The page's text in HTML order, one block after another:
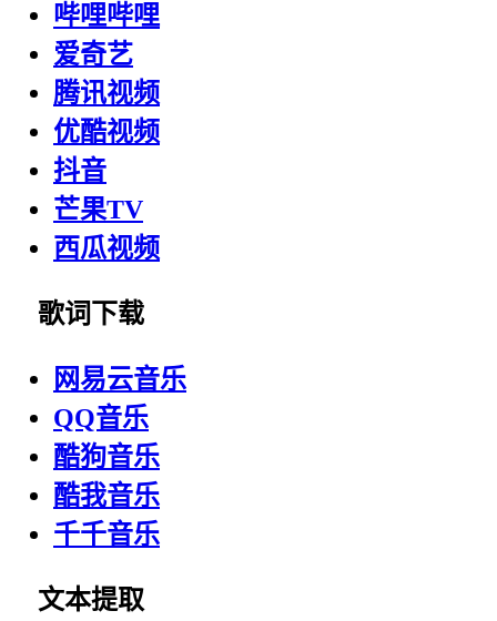
哔哩哔哩
爱奇艺
腾讯视频
优酷视频
抖音
芒果TV
西瓜视频
歌词下载
网易云音乐
QQ音乐
酷狗音乐
酷我音乐
千千音乐
文本提取